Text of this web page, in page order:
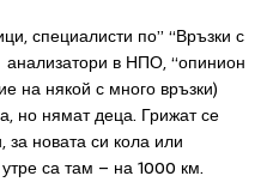
специалисти по” “Връзки с
в НПО, “опинион
на някой с много връзки)
но нямат деца. Грижат се
за новата си кола или
са там – на 1000 км.